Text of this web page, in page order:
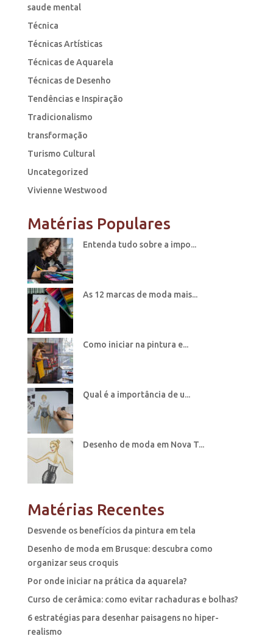
saude mental
Técnica
Técnicas Artísticas
Técnicas de Aquarela
Técnicas de Desenho
Tendências e Inspiração
Tradicionalismo
transformação
Turismo Cultural
Uncategorized
Vivienne Westwood
Matérias Populares
Entenda tudo sobre a impo...
As 12 marcas de moda mais...
Como iniciar na pintura e...
Qual é a importância de u...
Desenho de moda em Nova T...
Matérias Recentes
Desvende os benefícios da pintura em tela
Desenho de moda em Brusque: descubra como
organizar seus croquis
Por onde iniciar na prática da aquarela?
Curso de cerâmica: como evitar rachaduras e bolhas?
6 estratégias para desenhar paisagens no hiper-
realismo